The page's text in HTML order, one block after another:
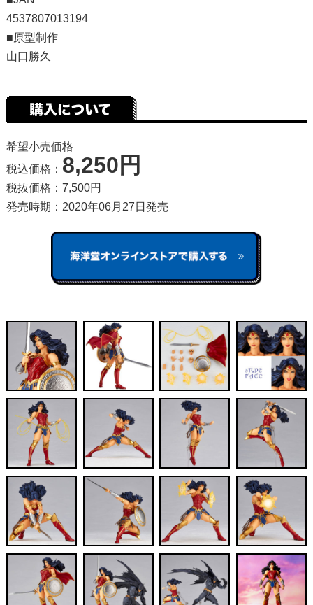
4537807013194
■原型制作
山口勝久
希望小売価格
税込価格： 8,250円
税抜価格：7,500円
発売時期：2020年06月27日発売